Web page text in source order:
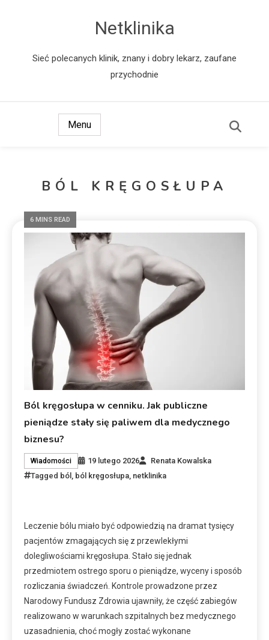
Netklinika
Sieć polecanych klinik, znany i dobry lekarz, zaufane
przychodnie
Menu
BÓL KRĘGOSŁUPA
6 MINS READ
Ból kręgosłupa w cenniku. Jak publiczne
pieniądze stały się paliwem dla medycznego
biznesu?
Wiadomości 19 lutego 2026
Renata Kowalska
Tagged ból ból kręgosłupa netklinika
Leczenie bólu miało być odpowiedzią na dramat tysięcy
pacjentów zmagających się z przewlekłymi
dolegliwościami kręgosłupa. Stało się jednak
przedmiotem ostrego sporu o pieniądze, wyceny i sposób
rozliczania świadczeń. Kontrole prowadzone przez
Narodowy Fundusz Zdrowia ujawniły, że część zabiegów
realizowano w warunkach szpitalnych bez medycznego
uzasadnienia, choć mogły zostać wykonane